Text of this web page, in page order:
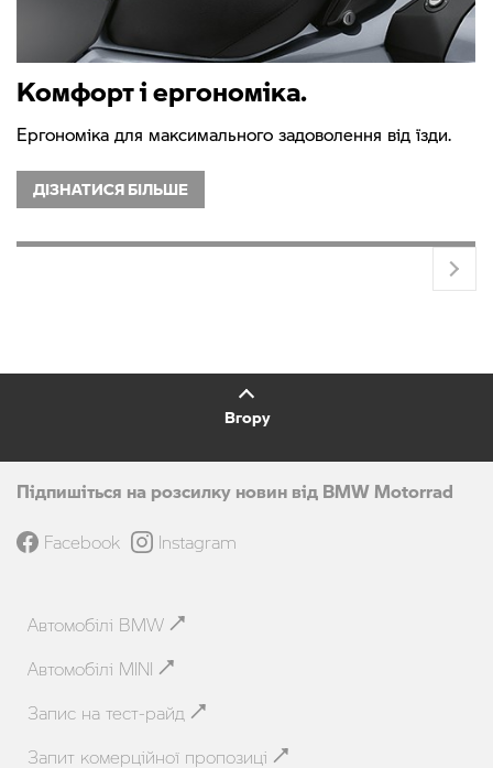
Комфорт і ергономіка.
Ергономіка для максимального задоволення від їзди.
ДІЗНАТИСЯ БІЛЬШЕ
Вгору
Підпишіться на розсилку новин від BMW Motorrad
Facebook Instagram
Автомобілі BMW
Автомобілі MINI
Запис на тест-райд
Запит комерційної пропозиці